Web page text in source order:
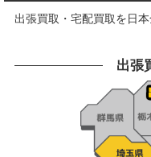
出張買取・宅配買取を日
出張